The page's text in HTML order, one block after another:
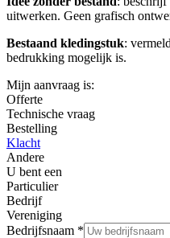
uitwerken. Geen grafisch
Bestaand kledingstuk:
bedrukking mogelijk is.
Mijn aanvraag is:
Offerte
Technische vraag
Bestelling
Klacht
Andere
U bent een
Particulier
Bedrijf
Vereniging
Bedrijfsnaam *